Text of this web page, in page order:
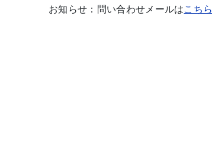
お知らせ：問い合わせメールはこちら